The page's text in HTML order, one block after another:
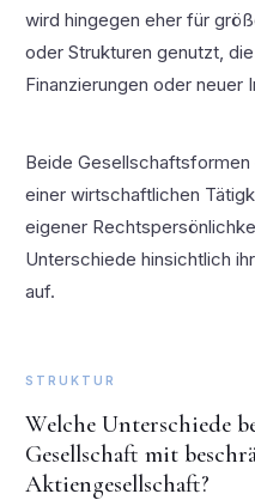
wird hingegen eher für
oder Strukturen genutzt,
Finanzierungen oder neuer
Beide
einer wirtschaftlichen
eigener
Unterschiede hinsichtlich
auf.
STRUKTUR
Welche Unterschiede
Gesellschaft mit
Aktiengesellschaft?